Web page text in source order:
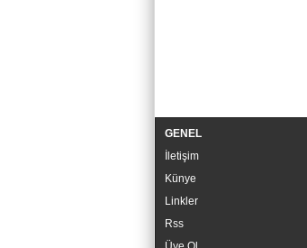
GENEL
İletişim
Künye
Linkler
Rss